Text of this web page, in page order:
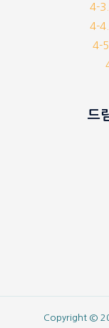
4-
4-
4-
드
Copyright ©